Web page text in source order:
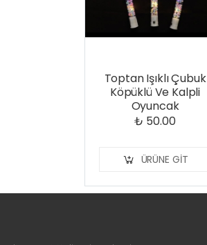
Toptan Işıklı Çubuk
Köpüklü Ve Kalpli
Oyuncak
₺ 50.00
ÜRÜNE GIT